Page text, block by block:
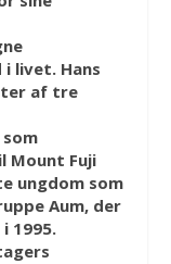
livet. Hans
af tre
Mount Fuji
ungdom som
Aum, der
1995.